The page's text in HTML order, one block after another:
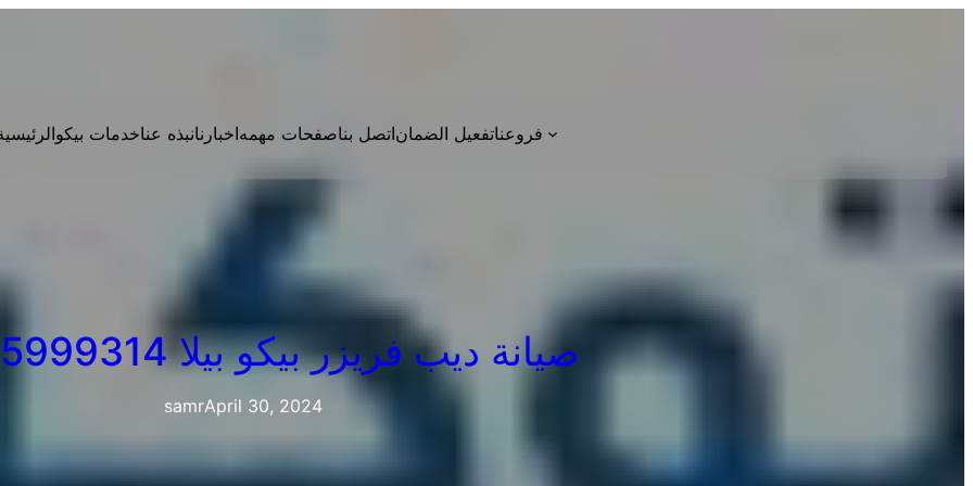
خدمات بيكونبذه عنااخبارناصفحات مهمهاتصل بناتفعيل الضمانفروعنا
صيانة ديب فريزر بيكو بيلا 01095999314
samrApril 30, 2024